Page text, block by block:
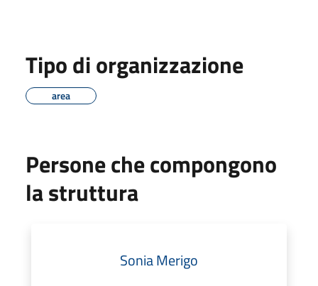
Tipo di organizzazione
area
Persone che compongono
la struttura
Sonia Merigo